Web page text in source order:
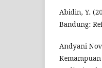
Abidin, Y.
Bandung:
Andyani